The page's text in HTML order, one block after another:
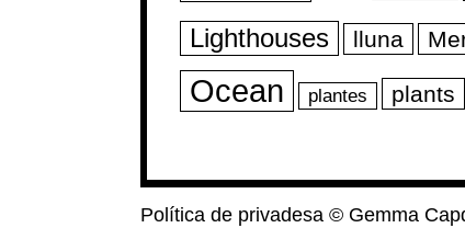
Lighthouses lluna
Ocean plantes plants
Política de privadesa © Gemma